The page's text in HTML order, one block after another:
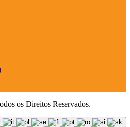
os Direitos Reservados.